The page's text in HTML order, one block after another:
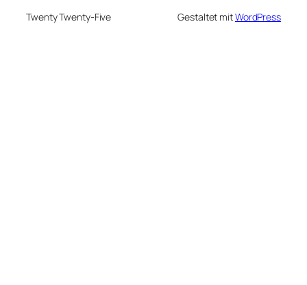
Twenty Twenty-Five Gestaltet mitWordPress